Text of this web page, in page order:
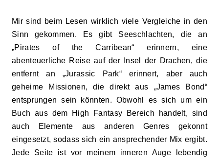
Mir sind beim Lesen wirklich viele Vergleiche in den
Sinn gekommen. Es gibt Seeschlachten, die an
„Pirates of the Carribean“ erinnern, eine
abenteuerliche Reise auf der Insel der Drachen, die
entfernt an „Jurassic Park“ erinnert, aber auch
geheime Missionen, die direkt aus „James Bond“
entsprungen sein könnten. Obwohl es sich um ein
Buch aus dem High Fantasy Bereich handelt, sind
auch Elemente aus anderen Genres gekonnt
eingesetzt, sodass sich ein ansprechender Mix ergibt.
Jede Seite ist vor meinem inneren Auge lebendig